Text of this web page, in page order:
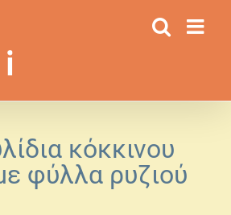
κόκκινου
φύλλα ρυζιού